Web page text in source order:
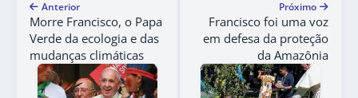
Anterior
Morre Francisco, o Papa
Verde da ecologia e das
mudanças climáticas
Próximo
Francisco foi uma voz
em defesa da proteção
da Amazônia